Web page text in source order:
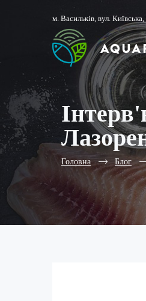
м. Васильків, вул.
Головна Блог